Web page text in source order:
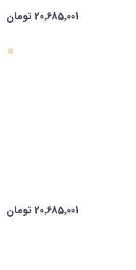
20٬685٬001 تومان
20٬685٬001 تومان